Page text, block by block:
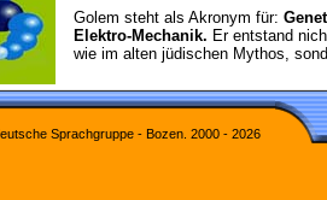
Golem steht als Akronym für:
Elektro-Mechanik. Er entstand
wie im alten jüdischen Mythos,
Sprachgruppe - Bozen. 2000 - 2026